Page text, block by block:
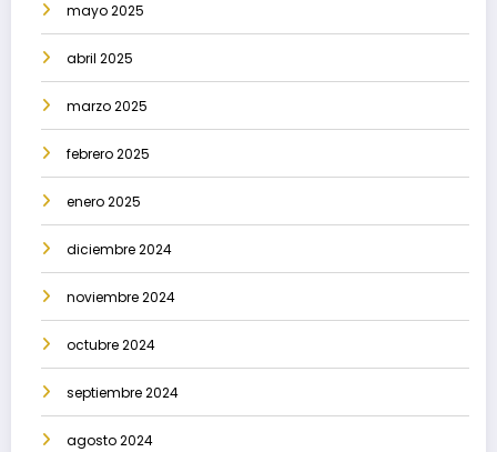
mayo 2025
abril 2025
marzo 2025
febrero 2025
enero 2025
diciembre 2024
noviembre 2024
octubre 2024
septiembre 2024
agosto 2024